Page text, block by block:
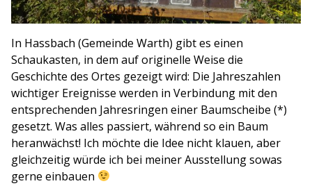
In Hassbach (Gemeinde Warth) gibt es einen
Schaukasten, in dem auf originelle Weise die
Geschichte des Ortes gezeigt wird: Die Jahreszahlen
wichtiger Ereignisse werden in Verbindung mit den
entsprechenden Jahresringen einer Baumscheibe (*)
gesetzt. Was alles passiert, während so ein Baum
heranwächst! Ich möchte die Idee nicht klauen, aber
gleichzeitig würde ich bei meiner Ausstellung sowas
gerne einbauen